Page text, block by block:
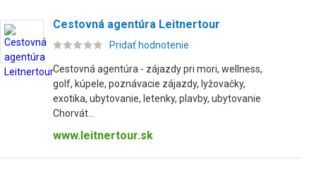
Cestovná agentúra Leitnertour
Pridať hodnotenie
Cestovná agentúra - zájazdy pri mori, wellness,
golf, kúpele, poznávacie zájazdy, lyžovačky,
exotika, ubytovanie, letenky, plavby, ubytovanie
Chorvát...
www.leitnertour.sk